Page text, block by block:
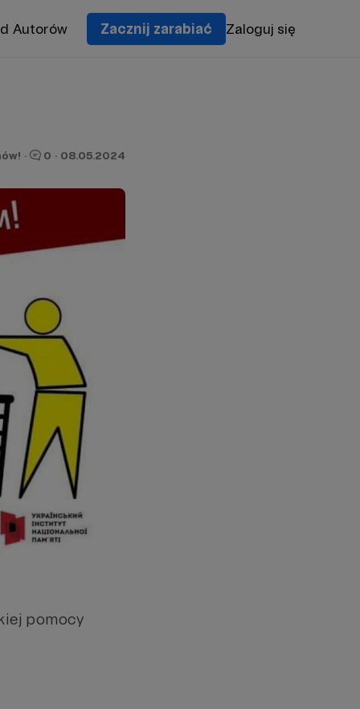
Autorów Zacznij zarabiać Zaloguj się
· 0 · 08.05.2024
pomocy